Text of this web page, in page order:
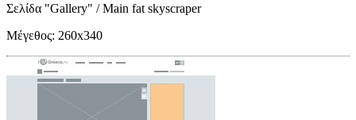
Σελίδα "Gallery" / Main fat skyscraper
Μέγεθος: 260x340